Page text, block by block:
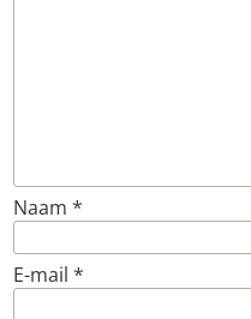
Naam *
E-mail *